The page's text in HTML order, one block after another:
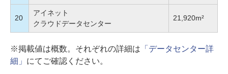
20
アイネット
クラウドデータセンター
21,920m²
※掲載値は概数。それぞれの詳細は 「データセンター詳
細」 にてご確認ください。